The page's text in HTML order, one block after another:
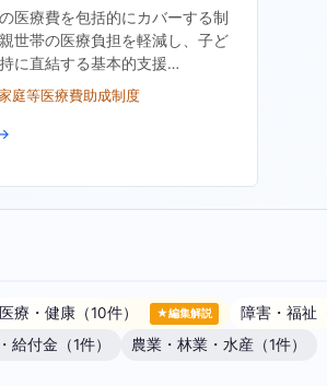
医療費を包括的にカバーする制
世帯の医療負担を軽減し、子ど
に直結する基本的支援…
庭等医療費助成制度
医療・健康（10件） ★編集解説 障害・福祉
給付金（1件） 農業・林業・水産（1件）